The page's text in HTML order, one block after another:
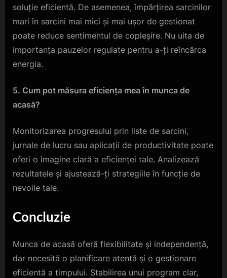
soluție eficientă. De asemenea, împărțirea sarcinilor
mari în sarcini mai mici și mai ușor de gestionat
poate reduce sentimentul de copleșire. Nu uita de
importanța pauzelor regulate pentru a-ți reîncărca
energia.
5. Cum pot măsura eficiența mea în munca de
acasă?
Monitorizarea progresului prin liste de sarcini,
jurnale de lucru sau aplicații de productivitate poate
oferi o imagine clară a eficienței tale. Analizează
rezultatele și ajustează-ți strategiile în funcție de
nevoile tale.
Concluzie
Munca de acasă oferă flexibilitate și independență,
dar necesită o planificare atentă și o gestionare
eficientă a timpului. Stabilirea unui program clar,